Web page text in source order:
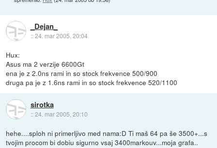
_Dejan_
::24. mar 2005, 20:04
Hux:
Asus ma 2 verzije 6600Gt
ena je z 2.0ns rami in so stock frekvence 500/900
druga pa je z 1.6ns rami in so stock frekvence 520/1100
sirotka
::24. mar 2005, 20:10
hehe....sploh ni primerljivo med nama:D Ti maš 64 pa še 3500+...s
tvojim procom bi dobiu sigurno vsaj 3400markouv...moja grafa..